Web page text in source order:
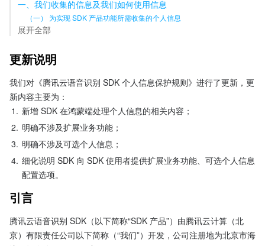
一、我们收集的信息及我们如何使用信息
（一） 为实现 SDK 产品功能所需收集的个人信息
展开全部
更新说明
我们对《腾讯云语音识别 SDK 个人信息保护规则》进行了更新，更
新内容主要为：
1. 新增 SDK 在鸿蒙端处理个人信息的相关内容；
2. 明确不涉及扩展业务功能；
3. 明确不涉及可选个人信息；
4. 细化说明 SDK 向 SDK 使用者提供扩展业务功能、可选个人信息
配置选项。
引言
腾讯云语音识别 SDK（以下简称“SDK 产品”）由腾讯云计算（北
京）有限责任公司以下简称（“我们”）开发，公司注册地为北京市海